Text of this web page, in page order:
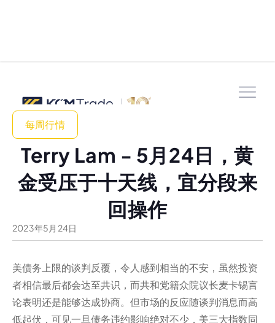
每周行情
Terry Lam - 5月24日，黄
金受压于十天线，宜分段来
回操作
2023年5 月 24日
美债务上限的谈判反覆，令人感到相当的不安，虽然投资
者相信最后都会达至共识，而共和党籍众院议长麦卡锡言
论表明还是能够达成协商。但市场的反应随谈判消息而高
低起伏，可见一旦债务违约影响绝对不少，美三大指数同